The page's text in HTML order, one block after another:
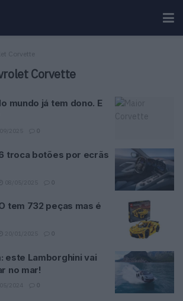
Corvette
Corvette
mundo já tem dono. E
0
troca botões por ecrãs
0
tem 732 peças mas é
0
este Lamborghini vai
no mar!
0